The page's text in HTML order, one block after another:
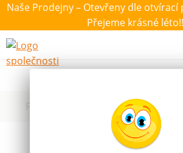
Naše Prodejny – Otevřeny dle otvírací
Přejeme krásné
Filtrovat dle dostupnosti, ceny,